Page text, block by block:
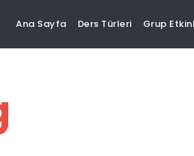
Ana Sayfa Ders Türleri Grup